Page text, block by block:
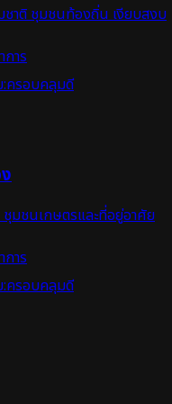
มชาติ ชุมชนท้องถิ่น เงียบสงบ
การ
ครอบคลุมดี
ชุมชนเกษตรและที่อยู่อาศัย
การ
ครอบคลุมดี